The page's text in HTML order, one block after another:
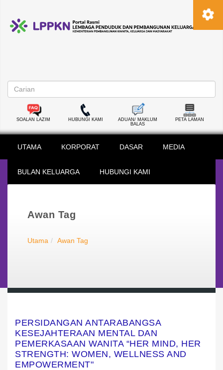
SOALAN LAZIM HUBUNGI KAMI
ADUAN/ MAKLUM
BALAS
PETA LAMAN
UTAMA KORPORAT DASAR MEDIA
BULAN KELUARGA HUBUNGI KAMI
Awan Tag
Utama Awan Tag
PERSIDANGAN ANTARABANGSA
KESEJAHTERAAN MENTAL DAN
PEMERKASAAN WANITA “HER MIND, HER
STRENGTH: WOMEN, WELLNESS AND
EMPOWERMENT"